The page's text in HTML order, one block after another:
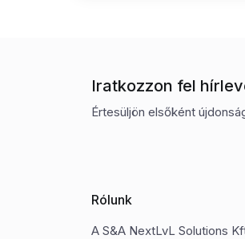
Iratkozzon fel
Értesüljön elsőként
Rólunk
A S&A NextLvL Solutions